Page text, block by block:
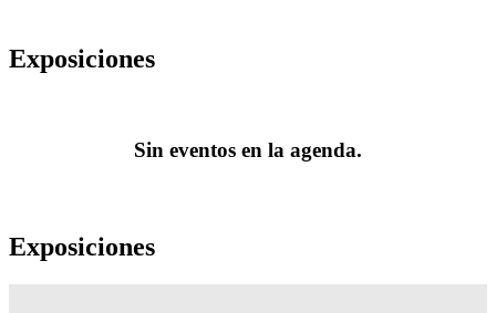
Exposiciones
Sin eventos en la agenda.
Exposiciones